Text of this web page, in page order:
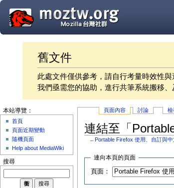
舊文件
此處文件僅供參考，請自行考量時效性
我們亟需您的協助，進行共筆系統搬移
頁面內容 討論
連結至「
← Portable Firefox 使用、自訂與
連向本頁的頁面
頁面：
本站導覽：
首頁
頁面近期變動
隨機頁面
Help about MediaWiki
搜尋